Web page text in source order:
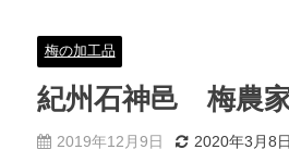
梅の加工品
紀州石神邑 梅農
2019年12月9日 2020年3月8日